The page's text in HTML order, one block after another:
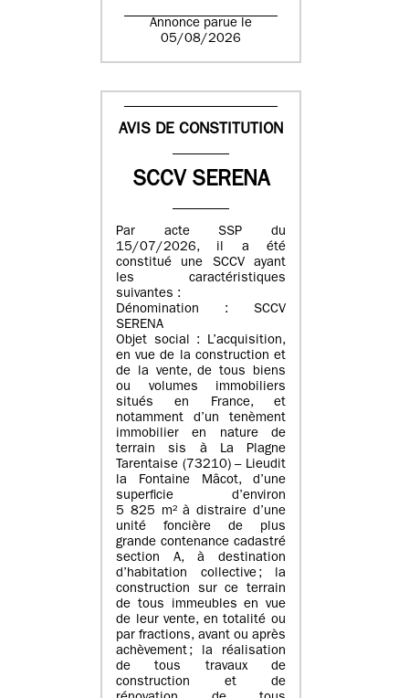
Annonce parue le
05/08/2026
AVIS DE CONSTITUTION
SCCV SERENA
Par acte SSP du
15/07/2026, il a été
constitué une SCCV ayant
les caractéristiques
suivantes :
Dénomination : SCCV
SERENA
Objet social : L’acquisition,
en vue de la construction et
de la vente, de tous biens
ou volumes immobiliers
situés en France, et
notamment d’un tenèment
immobilier en nature de
terrain sis à La Plagne
Tarentaise (73210) – Lieudit
la Fontaine Mâcot, d’une
superficie d’environ
5 825 m² à distraire d’une
unité foncière de plus
grande contenance cadastré
section A, à destination
d’habitation collective ; la
construction sur ce terrain
de tous immeubles en vue
de leur vente, en totalité ou
par fractions, avant ou après
achèvement ; la réalisation
de tous travaux de
construction et de